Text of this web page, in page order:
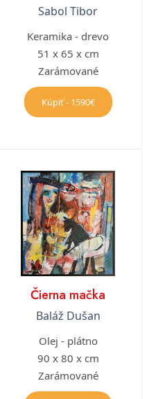
Sabol Tibor
Keramika - drevo
51 x 65 x cm
Zarámované
Kúpiť - 1590€
Čierna mačka
Baláž Dušan
Olej - plátno
90 x 80 x cm
Zarámované